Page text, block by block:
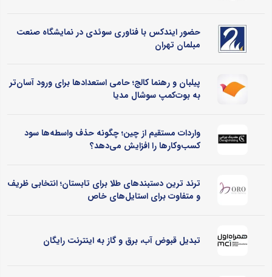
حضور ایندکس با فناوری سوئدی در نمایشگاه صنعت
مبلمان تهران
پیلبان و رهنما کالج؛ حامی استعدادها برای ورود آسان‌تر
به بوت‌کمپ سوشال مدیا
واردات مستقیم از چین؛ چگونه حذف واسطه‌ها سود
کسب‌وکارها را افزایش می‌دهد؟
ترند ترین دستبندهای طلا برای تابستان؛ انتخابی ظریف
و متفاوت برای استایل‌های خاص
تبدیل قبوض آب، برق و گاز به اینترنت رایگان